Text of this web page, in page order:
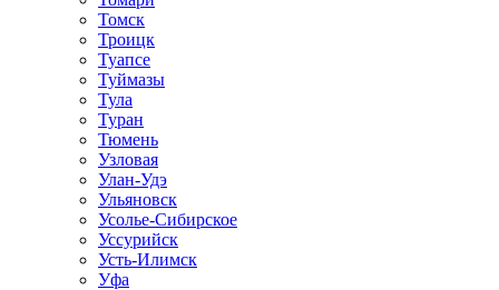
Томск
Троицк
Туапсе
Туймазы
Тула
Туран
Тюмень
Узловая
Улан-Удэ
Ульяновск
Усолье-Сибирское
Уссурийск
Усть-Илимск
Уфа